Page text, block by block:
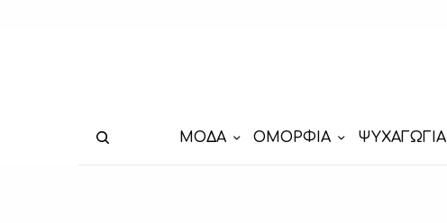
ΜΟΔΑ ΟΜΟΡΦΙΑ ΨΥΧΑΓΩΓΙΑ